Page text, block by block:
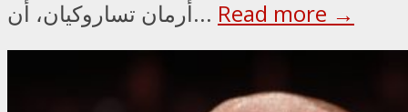
أرمان تساروكيان، أن... Read more →